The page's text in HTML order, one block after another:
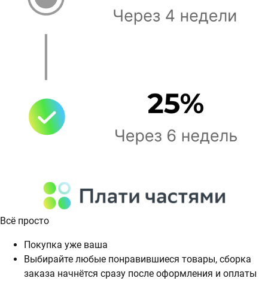
Всё просто
Покупка уже ваша
Выбирайте любые понравившиеся товары, сборка
заказа начнётся сразу после оформления и оплаты